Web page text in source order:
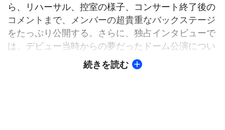
ら、リハーサル、控室の様子、コンサート終了後の
コメントまで、メンバーの超貴重なバックステージ
をたっぷり公開する。さらに、独占インタビューで
は、デビュー当時からの夢だったドーム公演につい
てや、ファンに対する想いなどを熱く語る。メンバ
ーの意外な素顔や仲良しぶりなど、この番組でしか
続きを読む